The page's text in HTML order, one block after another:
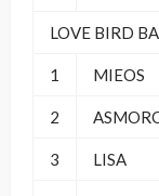
LOVE BIRD
1 MIEOS
2
3 LISA